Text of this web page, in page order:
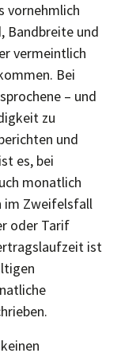
vornehmlich
Bandbreite und
vermeintlich
Bei
– und
zu
und
es, bei
monatlich
im Zweifelsfall
oder Tarif
ist